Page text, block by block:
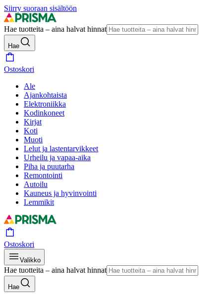
Siirry suoraan sisältöön
Hae tuotteita – aina halvat hinnat
Hae
Ostoskori
Ale
Ajankohtaista
Elektroniikka
Kodinkoneet
Kirjat
Koti
Muoti
Lelut ja lastentarvikkeet
Urheilu ja vapaa-aika
Piha ja puutarha
Remontointi
Autoilu
Kauneus ja hyvinvointi
Lemmikit
Ostoskori
Valikko
Hae tuotteita – aina halvat hinnat
Hae